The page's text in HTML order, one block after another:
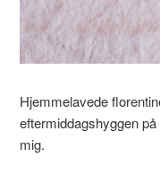
Hjemmelavede
eftermiddagshyggen
mig.